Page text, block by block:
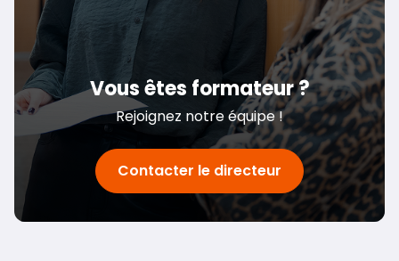
Vous êtes formateur ?
Rejoignez notre équipe !
Contacter le directeur